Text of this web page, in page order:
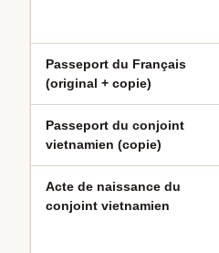
Passeport du Français
(original + copie)
Passeport du conjoint
vietnamien (copie)
Acte de naissance du
conjoint vietnamien